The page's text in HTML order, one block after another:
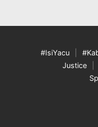
#IsiYacu
Justice